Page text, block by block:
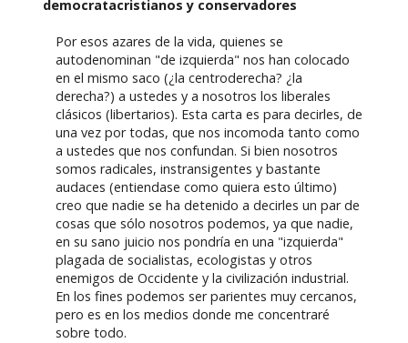
democratacristianos y conservadores
Por esos azares de la vida, quienes se
autodenominan "de izquierda" nos han colocado
en el mismo saco (¿la centroderecha? ¿la
derecha?) a ustedes y a nosotros los liberales
clásicos (libertarios). Esta carta es para decirles, de
una vez por todas, que nos incomoda tanto como
a ustedes que nos confundan. Si bien nosotros
somos radicales, instransigentes y bastante
audaces (entiendase como quiera esto último)
creo que nadie se ha detenido a decirles un par de
cosas que sólo nosotros podemos, ya que nadie,
en su sano juicio nos pondría en una "izquierda"
plagada de socialistas, ecologistas y otros
enemigos de Occidente y la civilización industrial.
En los fines podemos ser parientes muy cercanos,
pero es en los medios donde me concentraré
sobre todo.